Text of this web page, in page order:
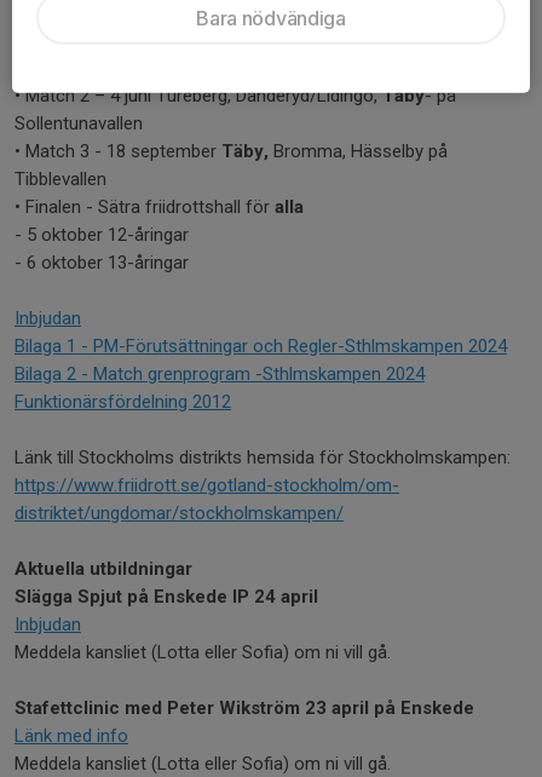
Norrgruppen (där Täby ingår)
• Match 2 – 4 juni Tureberg, Danderyd/Lidingö,Täby- på
Sollentunavallen
• Match 3 - 18 september Täby, Bromma, Hässelby på
Tibblevallen
• Finalen - Sätra friidrottshall för alla
- 5 oktober 12-åringar
- 6 oktober 13-åringar
Inbjudan
Bilaga 1 - PM-Förutsättningar och Regler-Sthlmskampen 2024
Bilaga 2 - Match grenprogram -Sthlmskampen 2024
Funktionärsfördelning 2012
Länk till Stockholms distrikts hemsida för Stockholmskampen:
https://www.friidrott.se/gotland-stockholm/om-
distriktet/ungdomar/stockholmskampen/
Aktuella utbildningar
Slägga Spjut på Enskede IP 24 april
Inbjudan
Meddela kansliet (Lotta eller Sofia) om ni vill gå.
Stafettclinic med Peter Wikström 23 april på Enskede
Länk med info
Meddela kansliet (Lotta eller Sofia) om ni vill gå.
Bara nödvändiga